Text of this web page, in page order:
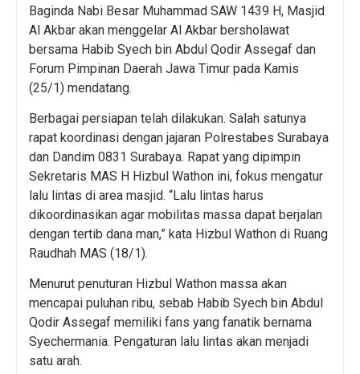
Baginda Nabi Besar Muhammad SAW 1439 H, Masjid
Al Akbar akan menggelar Al Akbar bersholawat
bersama Habib Syech bin Abdul Qodir Assegaf dan
Forum Pimpinan Daerah Jawa Timur pada Kamis
(25/1) mendatang.
Berbagai persiapan telah dilakukan. Salah satunya
rapat koordinasi dengan jajaran Polrestabes Surabaya
dan Dandim 0831 Surabaya. Rapat yang dipimpin
Sekretaris MAS H Hizbul Wathon ini, fokus mengatur
lalu lintas di area masjid. “Lalu lintas harus
dikoordinasikan agar mobilitas massa dapat berjalan
dengan tertib dana man,” kata Hizbul Wathon di Ruang
Raudhah MAS (18/1).
Menurut penuturan Hizbul Wathon massa akan
mencapai puluhan ribu, sebab Habib Syech bin Abdul
Qodir Assegaf memiliki fans yang fanatik bernama
Syechermania. Pengaturan lalu lintas akan menjadi
satu arah.